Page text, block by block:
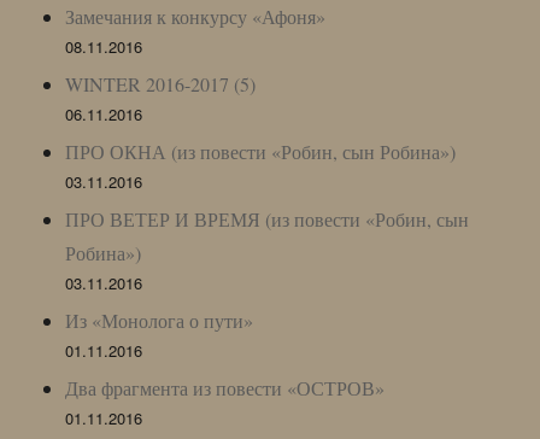
Замечания к конкурсу «Афоня»
08.11.2016
WINTER 2016-2017 (5)
06.11.2016
ПРО ОКНА (из повести «Робин, сын Робина»)
03.11.2016
ПРО ВЕТЕР И ВРЕМЯ (из повести «Робин, сын
Робина»)
03.11.2016
Из «Монолога о пути»
01.11.2016
Два фрагмента из повести «ОСТРОВ»
01.11.2016